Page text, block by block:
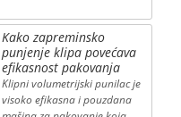
Kako zapreminsko
punjenje klipa povećava
efikasnost pakovanja
Klipni volumetrijski punilac je
visoko efikasna i pouzdana